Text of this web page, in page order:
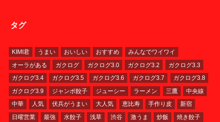
タグ
KIMI君 うまい おいしい おすすめ
みんなでワイワイ
オーラがある
ガクログ ガクログ3.0 ガクログ3.2
ガクログ3.3
ガクログ3.4
ガクログ3.5 ガクログ3.6 ガクログ3.7
ガクログ3.8
ガクログ3.9
ジャンボ餃子 ジューシー ラーメン 三鷹
中央線
中華
人気 伏兵がうまい 大人気 恵比寿 手作り皮
新宿
日曜営業
最強 水餃子 浅草 渋谷 激うま 炒飯
焼き餃子